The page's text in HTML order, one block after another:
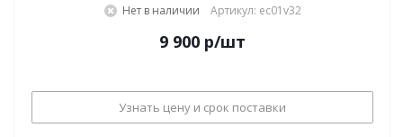
Нет в наличии Артикул: ec01v32
9 900 р/шт
Узнать цену и срок поставки